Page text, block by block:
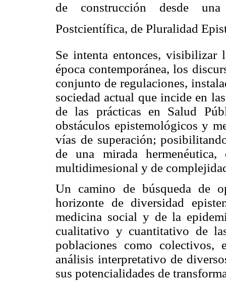
de construcción desde una
Postcientífica, de Pluralidad
Se intenta entonces, visibilizar
época contemporánea, los
conjunto de regulaciones,
sociedad actual que incide en
de las prácticas en Salud
obstáculos epistemológicos y
vías de superación;
de una mirada hermenéutica,
multidimesional y de
Un camino de búsqueda de
horizonte de diversidad
medicina social y de la
cualitativo y cuantitativo de
poblaciones como colectivos,
análisis interpretativo de
sus potencialidades de